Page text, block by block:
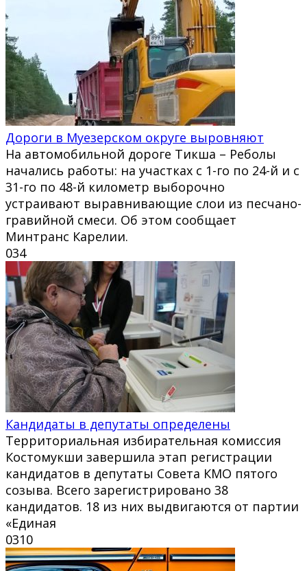
Дороги в Муезерском округе выровняют
На автомобильной дороге Тикша – Реболы
начались работы: на участках с 1-го по 24-й и с
31-го по 48-й километр выборочно
устраивают выравнивающие слои из песчано-
гравийной смеси. Об этом сообщает
Минтранс Карелии.
034
Кандидаты в депутаты определены
Территориальная избирательная комиссия
Костомукши завершила этап регистрации
кандидатов в депутаты Совета КМО пятого
созыва. Всего зарегистрировано 38
кандидатов. 18 из них выдвигаются от партии
«Единая
0310